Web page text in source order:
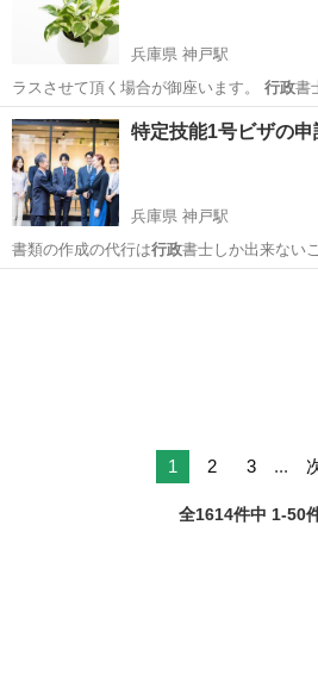
兵庫県 神戸駅
ラスさせて頂く場合が御座います。 行政書
https:/…
兵庫 神戸市 神戸駅 生活トラブ
特定技能1号ビザの申
兵庫県 神戸駅
書類の作成の代行は行政書士しか出来ない
士まるいち法務事…
1 2 3 ...
全1614件中 1-50